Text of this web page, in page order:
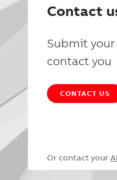
Contact
Submit
contact you
CONTACT US
Or contact your